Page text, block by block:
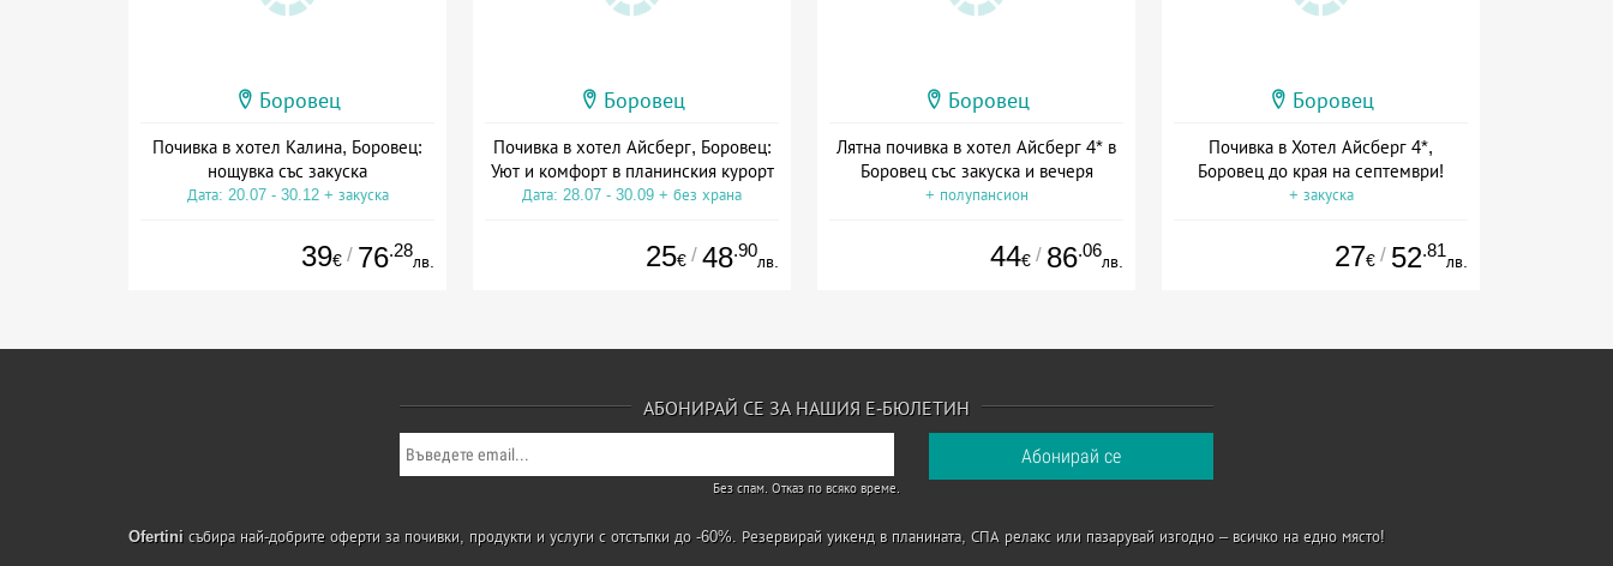
Боровец
Почивка в хотел Калина, Боровец:
нощувка със закуска
Дата: 20.07 - 30.12 + закуска
39€ / 76.28
лв.
Боровец
Почивка в хотел Айсберг, Боровец:
Уют и комфорт в планинския курорт
Дата: 28.07 - 30.09 + без храна
25€ / 48.90
лв.
Боровец
Лятна почивка в хотел Айсберг 4* в
Боровец със закуска и вечеря
+ полупансион
44€ / 86.06
лв.
Боровец
Почивка в Хотел Айсберг 4*,
Боровец до края на септември!
+ закуска
27€ / 52.81
лв.
АБОНИРАЙ СЕ ЗА НАШИЯ Е-БЮЛЕТИН
Без спам. Отказ по всяко време.
Ofertini събира най-добрите оферти за почивки, продукти и услуги с отстъпки до -60%. Резервирай уикенд в планината, СПА релакс или пазарувай изгодно – всичко на едно място!